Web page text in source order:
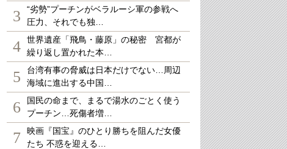
3
“劣勢”プーチンがベラルーシ軍の参戦へ
圧力、それでも独…
4
世界遺産「飛鳥・藤原」の秘密 宮都が
繰り返し置かれた本…
5
台湾有事の脅威は日本だけでない…周辺
海域に進出する中国…
6
国民の命まで、まるで湯水のごとく使う
プーチン…死傷者増…
7
映画『国宝』のひとり勝ちを阻んだ女優
たち 不惑を迎える…